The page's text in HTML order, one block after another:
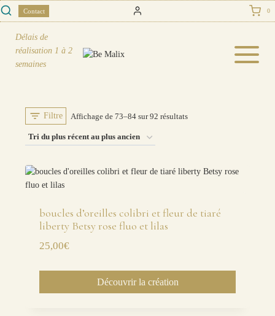
Skip
to
content
Contact 0
Délais de
réalisation 1 à 2
semaines
Filtre Affichage de 73–84 sur 92 résultatsTrié
récent
plus
boucles d’oreilles colibri et fleur de tiaré
liberty Betsy rose fluo et lilas
25,00€
Découvrir la création